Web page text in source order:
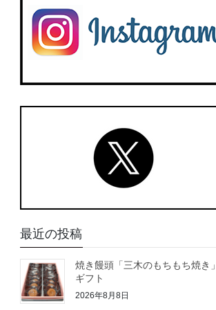
最近の投稿
焼き饅頭「三木のもちもち焼き」
ギフト
2026年8月8日